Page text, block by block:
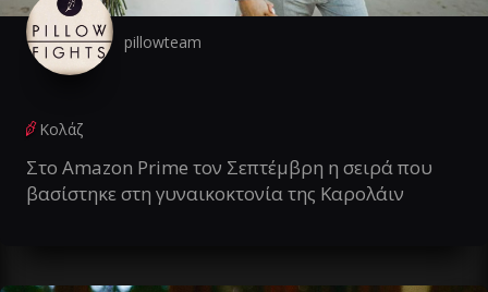
pillowteam
Κολάζ
Στο Amazon Prime τον Σεπτέμβρη η σειρά που
βασίστηκε στη γυναικοκτονία της Καρολάιν